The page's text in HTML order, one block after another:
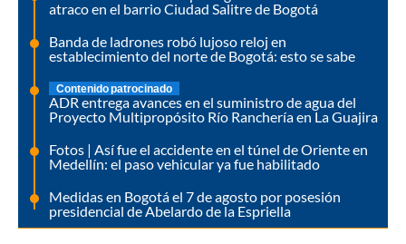
atraco en el barrio Ciudad Salitre de Bogotá
Banda de ladrones robó lujoso reloj en
establecimiento del norte de Bogotá: esto se sabe
Contenido patrocinado
ADR entrega avances en el suministro de agua del
Proyecto Multipropósito Río Ranchería en La Guajira
Fotos | Así fue el accidente en el túnel de Oriente en
Medellín: el paso vehicular ya fue habilitado
Medidas en Bogotá el 7 de agosto por posesión
presidencial de Abelardo de la Espriella